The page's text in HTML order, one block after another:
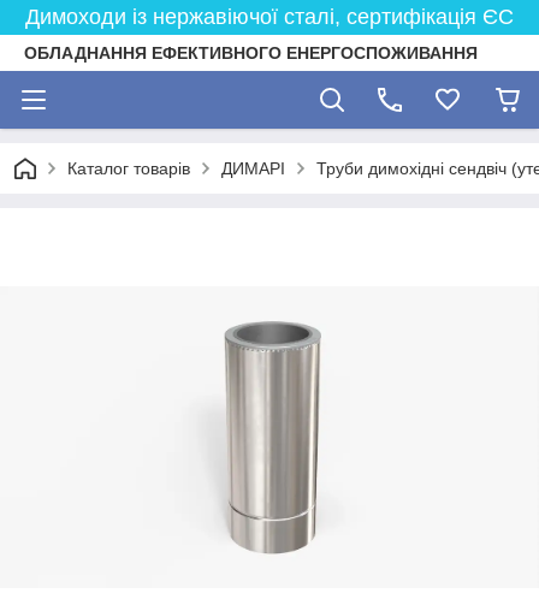
Димоходи із нержавіючої сталі, сертифікація ЄС
ОБЛАДНАННЯ ЕФЕКТИВНОГО ЕНЕРГОСПОЖИВАННЯ
Каталог товарів ДИМАРІ Труби димохідні сендвіч